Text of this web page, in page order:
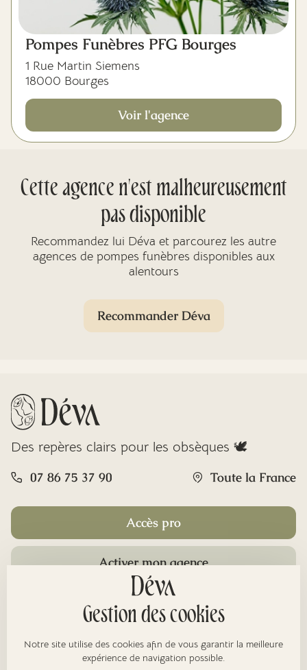
Pompes Funèbres PFG Bourges
1 Rue Martin Siemens
18000 Bourges
Voir l'agence
Cette agence n'est malheureusement
pas disponible
Recommandez lui Déva et parcourez les autre
agences de pompes funèbres disponibles aux
alentours
Recommander Déva
Des repères clairs pour les obsèques 🕊️
07 86 75 37 90 Toute la France
Accès pro
Activer mon agence
Gestion des cookies
Notre site utilise des cookies afin de vous garantir la meilleure
expérience de navigation possible.